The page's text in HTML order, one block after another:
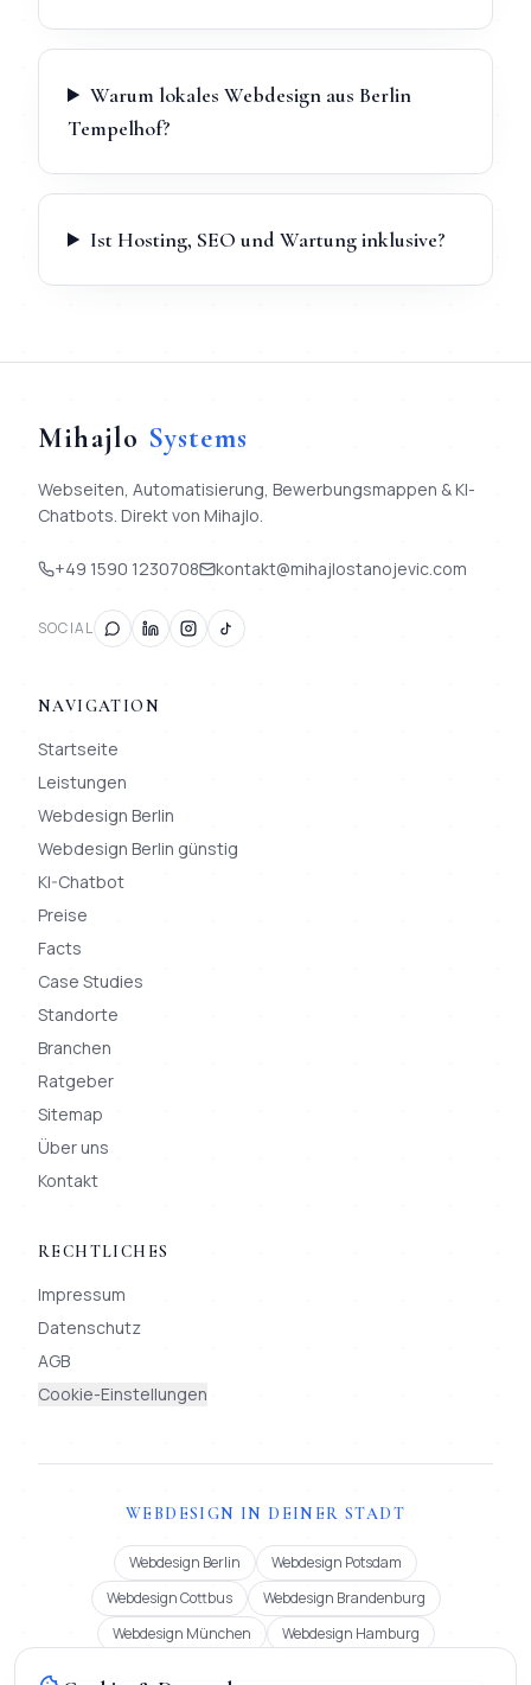
Warum lokales Webdesign aus Berlin
Tempelhof?
Ist Hosting, SEO und Wartung inklusive?
Mihajlo Systems
Webseiten, Automatisierung, Bewerbungsmappen & KI-
Chatbots. Direkt von Mihajlo.
+49 1590 1230708 kontakt@mihajlostanojevic.com
SOCIAL
NAVIGATION
Startseite
Leistungen
Webdesign Berlin
Webdesign Berlin günstig
KI-Chatbot
Preise
Facts
Case Studies
Standorte
Branchen
Ratgeber
Sitemap
Über uns
Kontakt
RECHTLICHES
Impressum
Datenschutz
AGB
Cookie-Einstellungen
WEBDESIGN IN DEINER STADT
Webdesign Berlin
Webdesign Potsdam
Webdesign Cottbus
Webdesign Brandenburg
Webdesign München
Webdesign Hamburg